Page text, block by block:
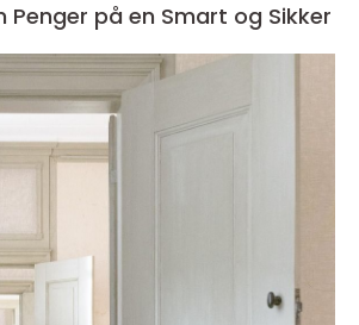
Penger på en Smart og Sikker